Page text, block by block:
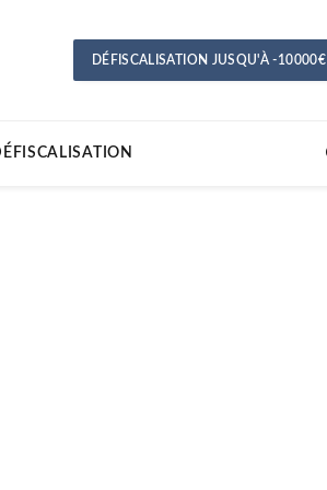
DÉFISCALISATION JUSQU'À -10000€